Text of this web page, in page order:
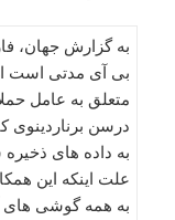
به گزارش جهان،
بی آی مدتی است
متعلق به عامل
درسن برناردینوی
به داده های
علت اینکه این
به همه گوشی های